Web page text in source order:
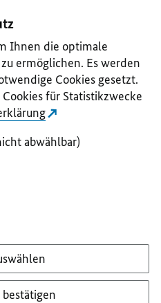
Ihnen die optimale
ermöglichen. Es werden
Cookies gesetzt.
für Statistikzwecke
abwählbar)